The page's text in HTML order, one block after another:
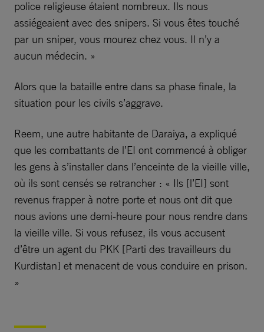
police religieuse étaient nombreux. Ils nous
assiégeaient avec des snipers. Si vous êtes touché
par un sniper, vous mourez chez vous. Il n’y a
aucun médecin. »
Alors que la bataille entre dans sa phase finale, la
situation pour les civils s’aggrave.
Reem, une autre habitante de Daraiya, a expliqué
que les combattants de l’EI ont commencé à obliger
les gens à s’installer dans l’enceinte de la vieille ville,
où ils sont censés se retrancher : « Ils [l’EI] sont
revenus frapper à notre porte et nous ont dit que
nous avions une demi-heure pour nous rendre dans
la vieille ville. Si vous refusez, ils vous accusent
d’être un agent du PKK [Parti des travailleurs du
Kurdistan] et menacent de vous conduire en prison.
»